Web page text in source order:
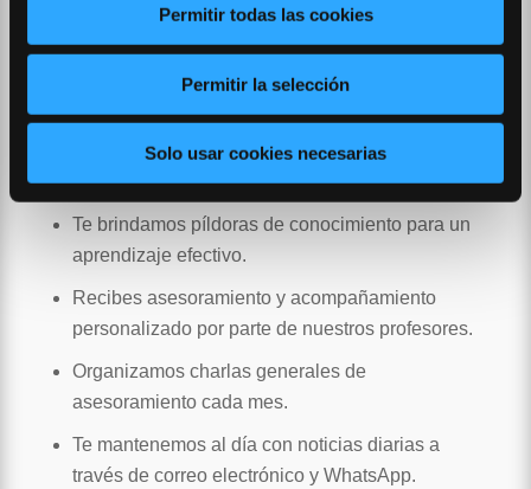
Permitir todas las cookies
Permitir la selección
Solo usar cookies necesarias
Simulamos bloques de examen para reproducir
Preparamos psicotécnicos e informática para
Te proporcionamos clases sobre procedimiento
administrativo.
Te brindamos píldoras de conocimiento para un
aprendizaje efectivo.
Recibes asesoramiento y acompañamiento
personalizado por parte de nuestros profesores.
Organizamos charlas generales de
asesoramiento cada mes.
Te mantenemos al día con noticias diarias a
través de correo electrónico y WhatsApp.